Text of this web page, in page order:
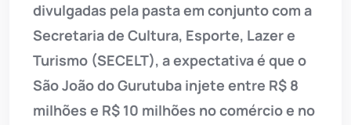
divulgadas pela pasta em conjunto com a
Secretaria de Cultura, Esporte, Lazer e
Turismo (SECELT), a expectativa é que o
São João do Gurutuba injete entre R$ 8
milhões e R$ 10 milhões no comércio e no